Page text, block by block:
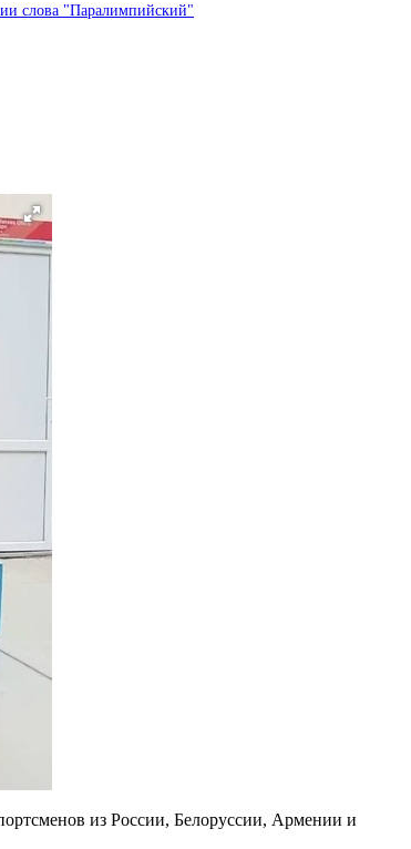
слова "Паралимпийский"
из России, Белоруссии, Армении и